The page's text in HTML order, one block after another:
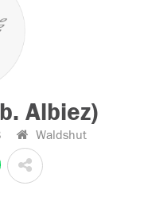
Albiez)
Waldshut